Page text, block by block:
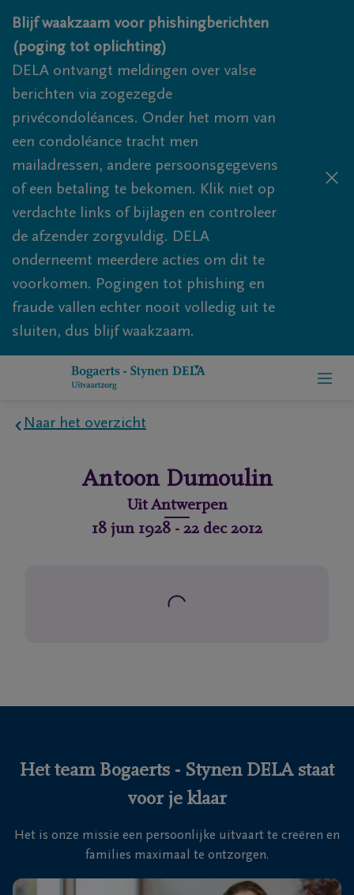
Overslaan en naar inhoud gaan
Blijf waakzaam voor phishingberichten
(poging tot oplichting)
DELA ontvangt meldingen over valse
berichten via zogezegde
privécondoléances. Onder het mom van
een condoléance tracht men
mailadressen, andere persoonsgegevens
of een betaling te bekomen. Klik niet op
verdachte links of bijlagen en controleer
de afzender zorgvuldig. DELA
onderneemt meerdere acties om dit te
voorkomen. Pogingen tot phishing en
fraude vallen echter nooit volledig uit te
sluiten, dus blijf waakzaam.
We
Naar het overzicht
Antoon Dumoulin
Uit Antwerpen
18 jun 1928 - 22 dec 2012
Het team Bogaerts - Stynen DELA staat
voor je klaar
Het is onze missie een persoonlijke uitvaart te creëren en
families maximaal te ontzorgen.